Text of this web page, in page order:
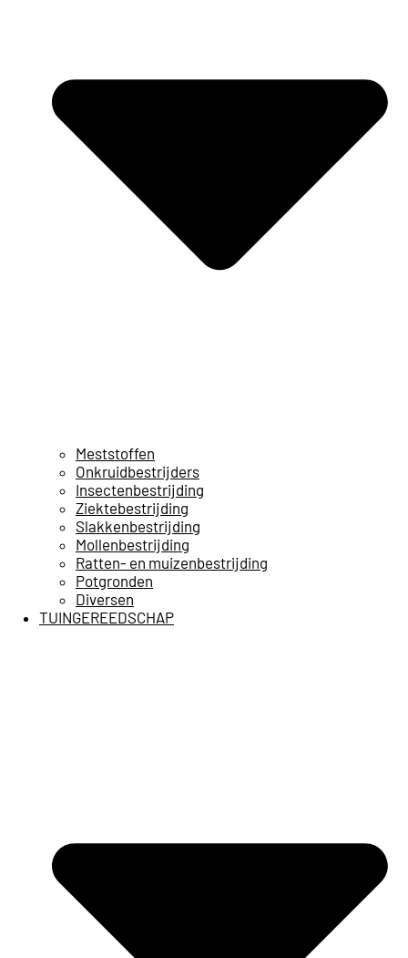
Meststoffen
Onkruidbestrijders
Insectenbestrijding
Ziektebestrijding
Slakkenbestrijding
Mollenbestrijding
Ratten- en muizenbestrijding
Potgronden
Diversen
TUINGEREEDSCHAP